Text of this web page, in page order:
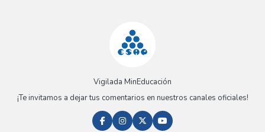
Vigilada MinEducación
¡Te invitamos a dejar tus comentarios en nuestros canales oficiales!